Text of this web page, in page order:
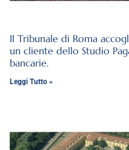
Il Tribunale di Roma
un cliente dello Studio
bancarie.
Leggi Tutto »